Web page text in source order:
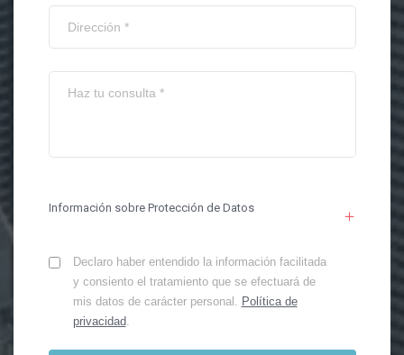
Información sobre Protección de Datos
Declaro haber entendido la información facilitada
y consiento el tratamiento que se efectuará de
mis datos de carácter personal. Política de
privacidad.